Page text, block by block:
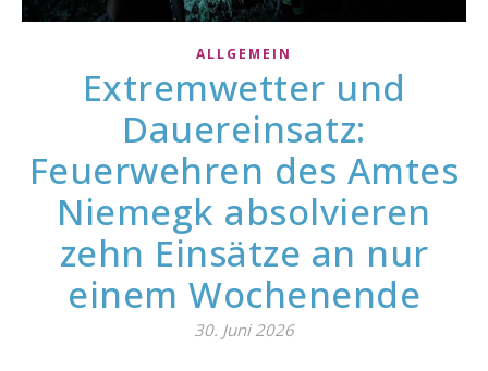
ALLGEMEIN
Extremwetter und
Dauereinsatz:
Feuerwehren des Amtes
Niemegk absolvieren
zehn Einsätze an nur
einem Wochenende
30. Juni 2026